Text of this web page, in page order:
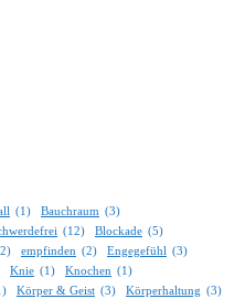
(1) Bauchraum (3)
(12) Blockade (5)
empfinden (2) Engegefühl
(3)
Knie (1) Knochen (1)
Körper & Geist (3) Körperhaltung (3)